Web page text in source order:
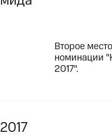
Второе
номинации
2017".